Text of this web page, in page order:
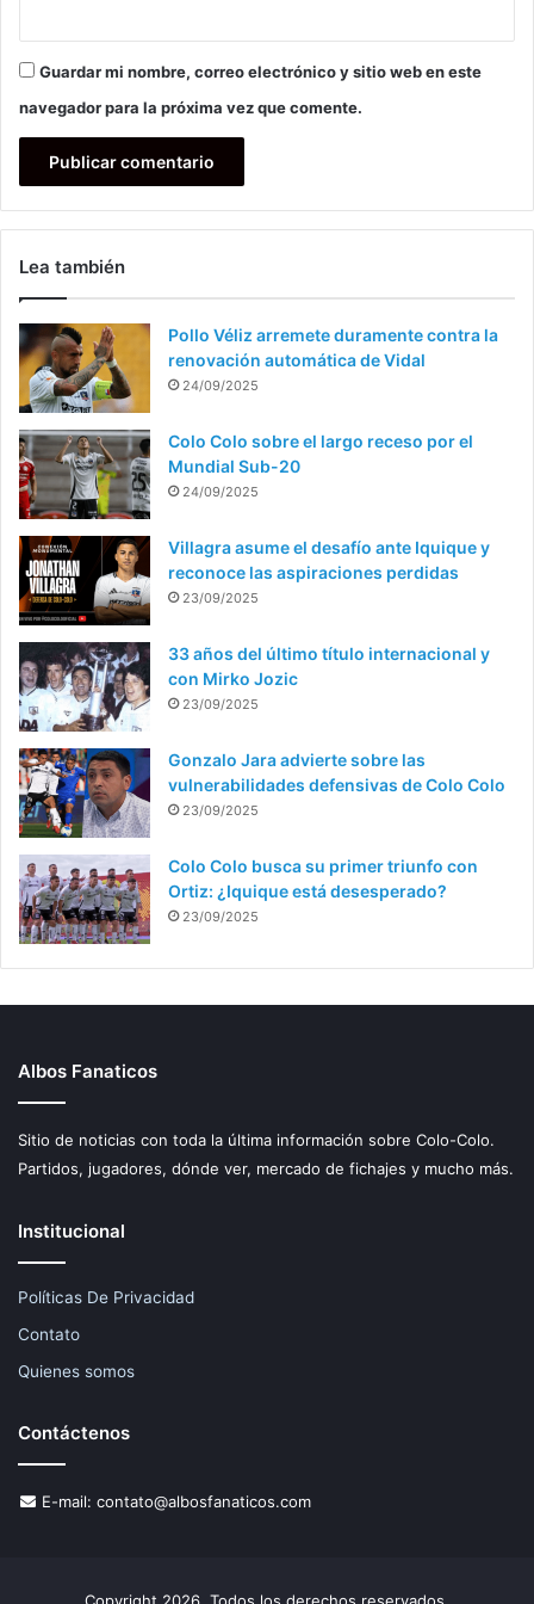
Guardar mi nombre, correo electrónico y sitio web en este
navegador para la próxima vez que comente.
Lea también
Pollo Véliz arremete duramente contra la
renovación automática de Vidal
24/09/2025
Colo Colo sobre el largo receso por el
Mundial Sub-20
24/09/2025
Villagra asume el desafío ante Iquique y
reconoce las aspiraciones perdidas
23/09/2025
33 años del último título internacional y
con Mirko Jozic
23/09/2025
Gonzalo Jara advierte sobre las
vulnerabilidades defensivas de Colo Colo
23/09/2025
Colo Colo busca su primer triunfo con
Ortiz: ¿Iquique está desesperado?
23/09/2025
Albos Fanaticos
Sitio de noticias con toda la última información sobre Colo-Colo.
Partidos, jugadores, dónde ver, mercado de fichajes y mucho más.
Institucional
Políticas De Privacidad
Contato
Quienes somos
Contáctenos
E-mail: contato@albosfanaticos.com
Copyright 2026, Todos los derechos reservados.